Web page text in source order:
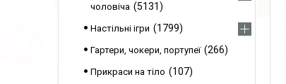
чоловіча
5131
Настільні ігри 1799
Гартери, чокери, портупеї 266
Прикраси на тіло 107